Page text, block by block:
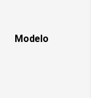
Modelo